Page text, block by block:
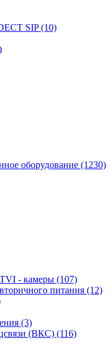
SIP(10)
оборудование (1230)
- камеры (107)
питания (12)
(3)
(ВКС) (116)